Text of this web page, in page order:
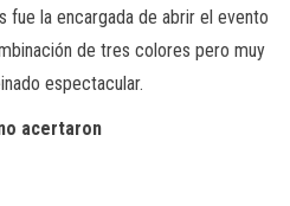
fue la encargada de abrir el evento
de tres colores pero muy
espectacular.
acertaron